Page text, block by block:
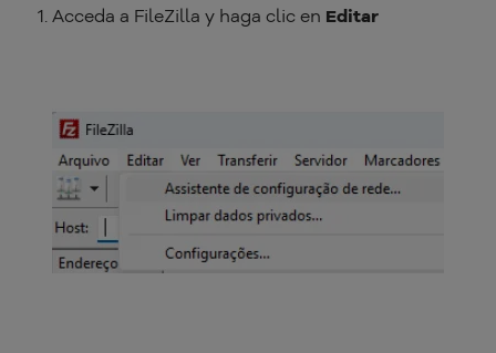
Acceda a FileZilla y haga clic en Editar